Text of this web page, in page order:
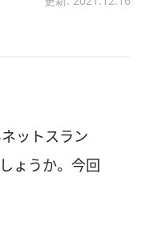
ットスラン
ょうか。今回